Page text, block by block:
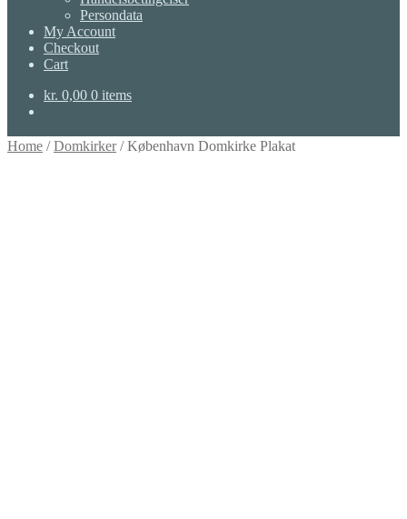
Persondata
My Account
Checkout
Cart
kr. 0,00 0 items
Home /Domkirker/København Domkirke Plakat